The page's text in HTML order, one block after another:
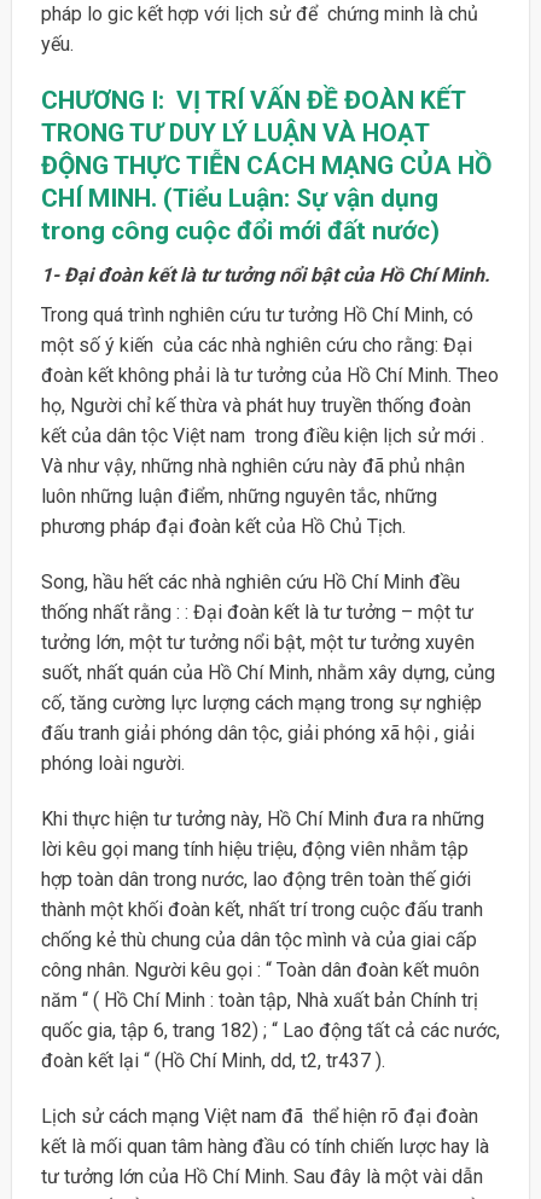
pháp lo gic kết hợp với lịch sử để chứng minh là chủ
yếu.
CHƯƠNG I: VỊ TRÍ VẤN ĐỀ ĐOÀN KẾT
TRONG TƯ DUY LÝ LUẬN VÀ HOẠT
ĐỘNG THỰC TIỄN CÁCH MẠNG CỦA HỒ
CHÍ MINH. (Tiểu Luận: Sự vận dụng
trong công cuộc đổi mới đất nước)
1- Đại đoàn kết là tư tưởng nổi bật của Hồ Chí Minh.
Trong quá trình nghiên cứu tư tưởng Hồ Chí Minh, có
một số ý kiến của các nhà nghiên cứu cho rằng: Đại
đoàn kết không phải là tư tưởng của Hồ Chí Minh. Theo
họ, Người chỉ kế thừa và phát huy truyền thống đoàn
kết của dân tộc Việt nam trong điều kiện lịch sử mới .
Và như vậy, những nhà nghiên cứu này đã phủ nhận
luôn những luận điểm, những nguyên tắc, những
phương pháp đại đoàn kết của Hồ Chủ Tịch.
Song, hầu hết các nhà nghiên cứu Hồ Chí Minh đều
thống nhất rằng : : Đại đoàn kết là tư tưởng – một tư
tưởng lớn, một tư tưởng nổi bật, một tư tưởng xuyên
suốt, nhất quán của Hồ Chí Minh, nhằm xây dựng, củng
cố, tăng cường lực lượng cách mạng trong sự nghiệp
đấu tranh giải phóng dân tộc, giải phóng xã hội , giải
phóng loài người.
Khi thực hiện tư tưởng này, Hồ Chí Minh đưa ra những
lời kêu gọi mang tính hiệu triệu, động viên nhằm tập
hợp toàn dân trong nước, lao động trên toàn thế giới
thành một khối đoàn kết, nhất trí trong cuộc đấu tranh
chống kẻ thù chung của dân tộc mình và của giai cấp
công nhân. Người kêu gọi : “ Toàn dân đoàn kết muôn
năm “ ( Hồ Chí Minh : toàn tập, Nhà xuất bản Chính trị
quốc gia, tập 6, trang 182) ; “ Lao động tất cả các nước,
đoàn kết lại “ (Hồ Chí Minh, dd, t2, tr437 ).
Lịch sử cách mạng Việt nam đã thể hiện rõ đại đoàn
kết là mối quan tâm hàng đầu có tính chiến lược hay là
tư tưởng lớn của Hồ Chí Minh. Sau đây là một vài dẫn